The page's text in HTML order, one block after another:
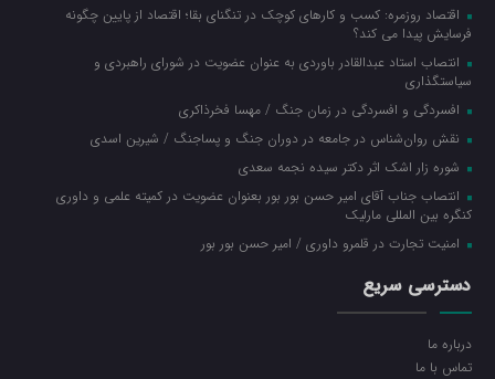
اقتصاد روزمره: کسب‌ و کارهای کوچک در تنگنای بقا؛ اقتصاد از پایین چگونه
فرسایش پیدا می کند؟
انتصاب استاد عبدالقادر باوردی به عنوان عضویت در شورای راهبردی و
سیاستگذاری
افسردگی و افسردگی در زمان جنگ / مهسا فخرذاکری
نقش روان‌شناس در جامعه در دوران جنگ و پساجنگ / شیرین اسدی
شوره زار اشک اثر دکتر سیده نجمه سعدی
انتصاب جناب آقای امیر حسن بور بور بعنوان عضویت در کمیته علمی و داوری
کنگره بین المللی مارلیک
امنیت تجارت در قلمرو داوری / امیر حسن بور بور
دسترسی سریع
درباره ما
تماس با ما